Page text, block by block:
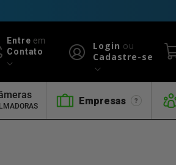
Entre em
Contato
Login ou
Cadastre-se
Empresas